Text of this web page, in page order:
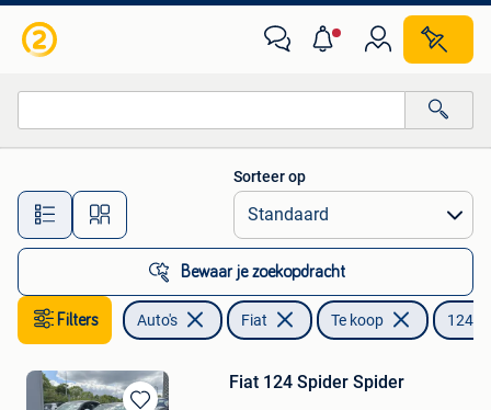
Alle afstanden…
Sorteer op
Bewaar je zoekopdracht
Filters Auto's Fiat Te koop 124
Fiat 124 Spider Spider